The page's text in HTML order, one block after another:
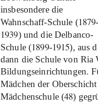
insbesondere die
Wahnschaff-Schule (1879
1939) und die Delbanco-
Schule (1899-1915), aus
dann die Schule von
Bildungseinrichtungen.
Mädchen der
Mädchenschule (48)